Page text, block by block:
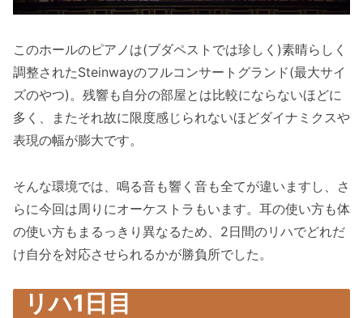
このホールのピアノは(ブダペストでは珍しく)素晴らしく
調整されたSteinwayのフルコンサートグランド(最大サイ
ズのやつ)。残響も自分の部屋とは比較にならないほどに
多く、またそれ故に限度感じられないほどダイナミクスや
表現の幅が膨大です。
そんな環境では、鳴る音も響く音も全てが違いますし、さ
らに今回は周りにオーケストラもいます。耳の使い方も体
の使い方もまるっきり異なるため、2日間のリハでどれだ
け自分を対応させられるかが勝負所でした。
リハ1日目